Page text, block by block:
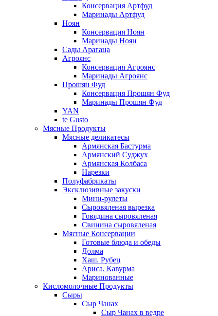
Консервация Артфуд
Маринады Артфуд
Ноян
Консервация Ноян
Маринады Ноян
Сады Арагаца
Агроянс
Консервация Агроянс
Маринады Агроянс
Прошян Фуд
Консервация Прошян Фуд
Маринады Прошян Фуд
YAN
te Gusto
Мясные Продукты
Мясные деликатесы
Армянская Бастурма
Армянский Суджух
Армянская Колбаса
Нарезки
Полуфабрикаты
Эксклюзивные закуски
Мини-рулеты
Сыровяленая вырезка
Говядина сыровяленая
Свинина сыровяленая
Мясные Консервации
Готовые блюда и обеды
Долма
Хаш. Рубец
Ариса. Кавурма
Маринованные
Кисломолочные Продукты
Сыры
Сыр Чанах
Сыр Чанах в ведре